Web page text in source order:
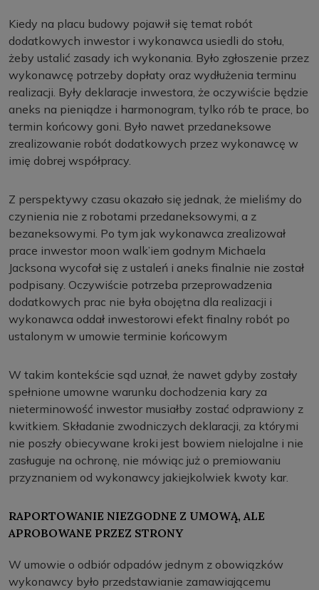
Kiedy na placu budowy pojawił się temat robót
dodatkowych inwestor i wykonawca usiedli do stołu,
żeby ustalić zasady ich wykonania. Było zgłoszenie przez
wykonawcę potrzeby dopłaty oraz wydłużenia terminu
realizacji. Były deklaracje inwestora, że oczywiście będzie
aneks na pieniądze i harmonogram, tylko rób te prace, bo
termin końcowy goni. Było nawet przedaneksowe
zrealizowanie robót dodatkowych przez wykonawcę w
imię dobrej współpracy.
Z perspektywy czasu okazało się jednak, że mieliśmy do
czynienia nie z robotami przedaneksowymi, a z
bezaneksowymi. Po tym jak wykonawca zrealizował
prace inwestor moon walk’iem godnym Michaela
Jacksona wycofał się z ustaleń i aneks finalnie nie został
podpisany. Oczywiście potrzeba przeprowadzenia
dodatkowych prac nie była obojętna dla realizacji i
wykonawca oddał inwestorowi efekt finalny robót po
ustalonym w umowie terminie końcowym
W takim kontekście sąd uznał, że nawet gdyby zostały
spełnione umowne warunku dochodzenia kary za
nieterminowość inwestor musiałby zostać odprawiony z
kwitkiem. Składanie zwodniczych deklaracji, za którymi
nie poszły obiecywane kroki jest bowiem nielojalne i nie
zasługuje na ochronę, nie mówiąc już o premiowaniu
przyznaniem od wykonawcy jakiejkolwiek kwoty kar.
RAPORTOWANIE NIEZGODNE Z UMOWĄ, ALE
APROBOWANE PRZEZ STRONY
W umowie o odbiór odpadów jednym z obowiązków
wykonawcy było przedstawianie zamawiającemu